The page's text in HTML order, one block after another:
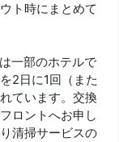
ト時にまとめて
一部のホテルで
2日に1回（また
ています。交換
ロントへお申し
清掃サービスの